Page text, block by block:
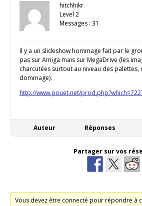
hitchhikr
Level 2
Messages : 31
Il y a un slideshow hommage fait par le
pas sur Amiga mais sur MegaDrive (les
charcutées surtout au niveau des palettes,
dommage):
http://www.pouet.net/
Auteur Réponses
Partager sur vos
Vous devez être connecté pour répondre à